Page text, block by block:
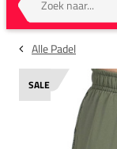
Alle Padel
SALE